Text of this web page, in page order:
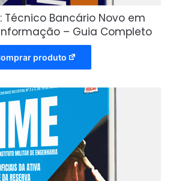
Técnico Bancário Novo em
– Guia Completo
produto